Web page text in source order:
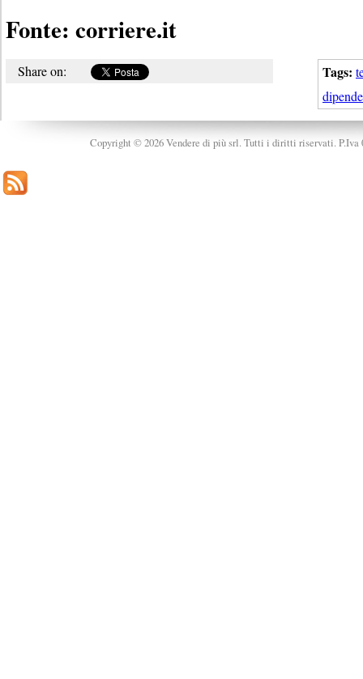
Fonte: corriere.it
Tags:
Share on:
Copyright © 2026 Vendere di più srl. Tutti i diritti riservati. P.Iva